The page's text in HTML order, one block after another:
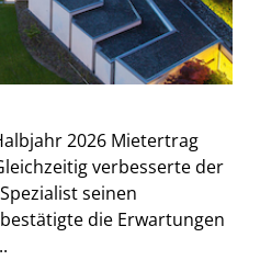
2026 Mietertrag
verbesserte der
seinen
die Erwartungen